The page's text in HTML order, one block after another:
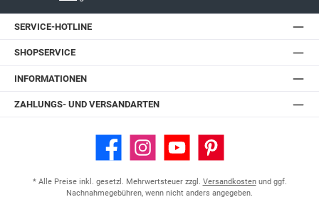
SERVICE-HOTLINE
SHOPSERVICE
INFORMATIONEN
ZAHLUNGS- UND VERSANDARTEN
Facebook Instagram YouTube Pinterest
* Alle Preise inkl. gesetzl. Mehrwertsteuer zzgl. Versandkostenund ggf.
Nachnahmegebühren, wenn nicht anders angegeben.